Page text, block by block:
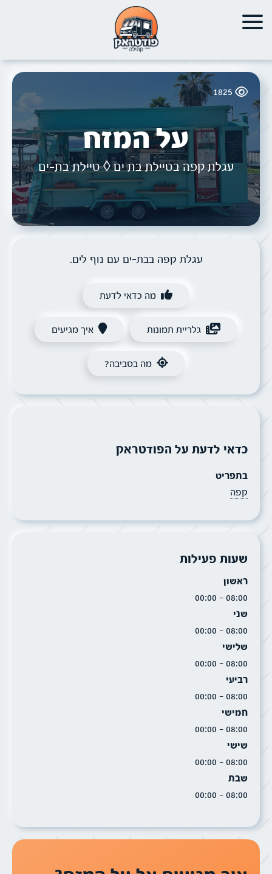
על המזח
עגלת קפה בטיילת בת ים ◊ טיילת בת-ים
עגלת קפה בבת-ים עם נוף לים.
מה כדאי לדעת
גלריית תמונות איך מגיעים
מה בסביבה?
כדאי לדעת על הפודטראק
בתפריט
קפה
שעות פעילות
ראשון
08:00 - 00:00
שני
08:00 - 00:00
שלישי
08:00 - 00:00
רביעי
08:00 - 00:00
חמישי
08:00 - 00:00
שישי
08:00 - 00:00
שבת
08:00 - 00:00